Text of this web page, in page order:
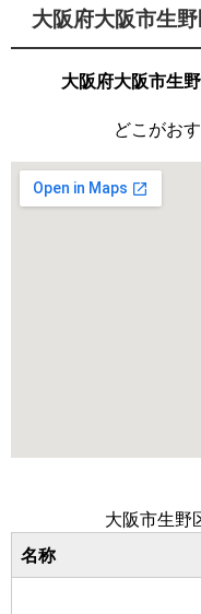
大阪府大阪市生
大阪府大阪市生
どこがお
大阪市生野
名称